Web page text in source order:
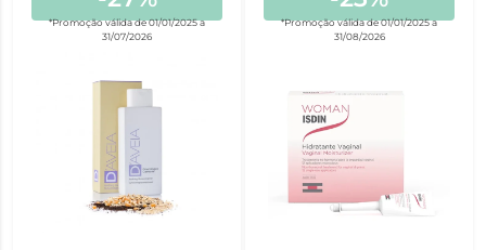
*Promoção válida de 01/01/2025 a
31/07/2026
*Promoção válida de 01/01/2025 a
31/08/2026